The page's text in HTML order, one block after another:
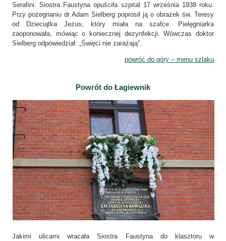
Serafini. Siostra Faustyna opuściła szpital 17 września 1938 roku.
Przy pożegnaniu dr Adam Sielberg poprosił ją o obrazek św. Teresy
od Dzieciątka Jezus, który miała na szafce. Pielęgniarka
zaoponowała, mówiąc o koniecznej dezynfekcji. Wówczas doktor
Sielberg odpowiedział: „Święci nie zarażają”.
powróć do góry – menu szlaku
Powrót do Łagiewnik
Jakimi ulicami wracała Siostra Faustyna do klasztoru w